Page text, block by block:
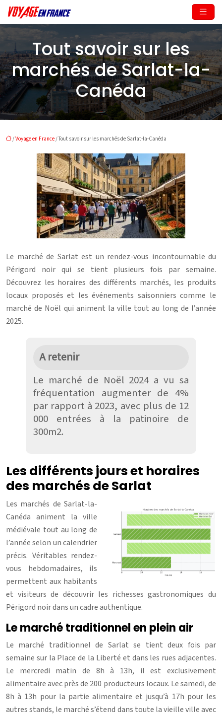
Tout savoir sur les
marchés de Sarlat-la-
Canéda
/Voyage en France / Tout savoir sur les marchés de Sarlat-la-Canéda
Le marché de Sarlat est un rendez-vous incontournable du
Périgord noir qui se tient plusieurs fois par semaine.
Découvrez les horaires des différents marchés, les produits
locaux proposés et les événements saisonniers comme le
marché de Noël qui animent la ville tout au long de l’année
2025.
A retenir
Le marché de Noël 2024 a vu sa
fréquentation augmenter de 4%
par rapport à 2023, avec plus de 12
000 entrées à la patinoire de
300m2.
Les différents jours et horaires
des marchés de Sarlat
Les marchés de Sarlat-la-
Canéda animent la ville
médiévale tout au long de
l’année selon un calendrier
précis. Véritables rendez-
vous hebdomadaires, ils
permettent aux habitants
et visiteurs de découvrir les richesses gastronomiques du
Périgord noir dans un cadre authentique.
Le marché traditionnel en plein air
Le marché traditionnel de Sarlat se tient deux fois par
semaine sur la Place de la Liberté et dans les rues adjacentes.
Le mercredi matin de 8h à 13h, il est exclusivement
alimentaire avec près de 200 producteurs locaux. Le samedi, de
8h à 13h pour la partie alimentaire et jusqu’à 17h pour les
autres stands, le marché s’étend dans toute la vieille ville avec